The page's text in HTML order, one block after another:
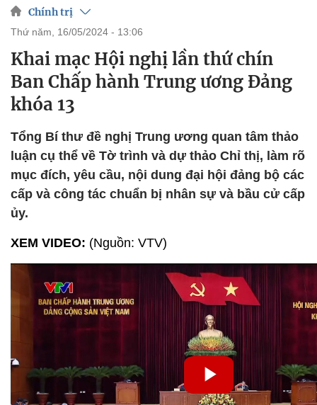
Chính trị
thứ năm, 16/05/2024 - 13:06
Khai mạc Hội nghị lần thứ chín
Ban Chấp hành Trung ương Đảng
khóa 13
Tổng Bí thư đề nghị Trung ương quan tâm thảo
luận cụ thể về Tờ trình và dự thảo Chỉ thị, làm rõ
mục đích, yêu cầu, nội dung đại hội đảng bộ các
cấp và công tác chuẩn bị nhân sự và bầu cử cấp
ủy.
XEM VIDEO: (Nguồn: VTV)